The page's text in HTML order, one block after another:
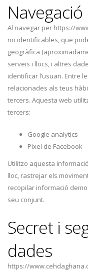
Navegació
Al navegar per https://
no identificables, que
geogràfica
serveis i llocs, i altres
identificar l’usuari. Entre
relacionades als teus
tercers. Aquesta web
tercers:
Google analytics
Pixel de Facebook
Utilitzo aquesta
lloc, rastrejar els
recopilar informació
seu conjunt.
Secret i
dades
https://